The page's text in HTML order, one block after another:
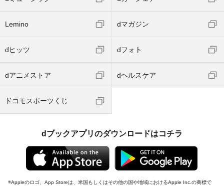
Lemino dマガジン
dヒッツ dフォト
dアニメストア dヘルスケア
ドコモスポーツくじ
dブックアプリのダウンロードはコチラ
Appleのロゴ、App Storeは、米国もしくはその他の国や地域におけるApple Inc.の商標で